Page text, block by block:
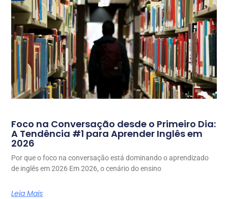
Foco na Conversação desde o Primeiro Dia:
A Tendência #1 para Aprender Inglês em
2026
Por que o foco na conversação está dominando o aprendizado
de inglês em 2026 Em 2026, o cenário do ensino
Leia Mais